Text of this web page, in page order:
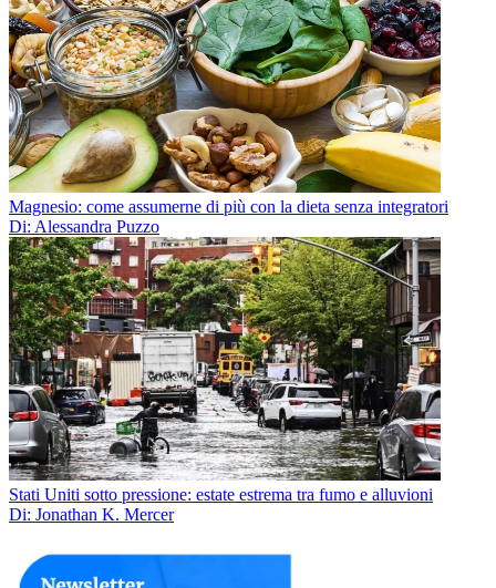
Magnesio: come assumerne di più con la dieta senza integratori
Di: Alessandra Puzzo
Stati Uniti sotto pressione: estate estrema tra fumo e alluvioni
Di: Jonathan K. Mercer